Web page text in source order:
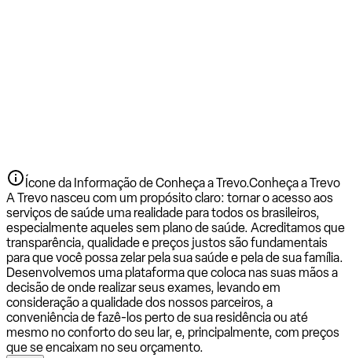
Ícone da Informação de Conheça a Trevo.Conheça a Trevo
A Trevo nasceu com um propósito claro: tornar o acesso aos
serviços de saúde uma realidade para todos os brasileiros,
especialmente aqueles sem plano de saúde. Acreditamos que
transparência, qualidade e preços justos são fundamentais
para que você possa zelar pela sua saúde e pela de sua família.
Desenvolvemos uma plataforma que coloca nas suas mãos a
decisão de onde realizar seus exames, levando em
consideração a qualidade dos nossos parceiros, a
conveniência de fazê-los perto de sua residência ou até
mesmo no conforto do seu lar, e, principalmente, com preços
que se encaixam no seu orçamento.